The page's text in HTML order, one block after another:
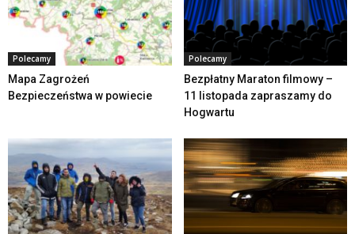
Polecamy
Mapa Zagrożeń
Bezpieczeństwa w powiecie
Polecamy
Bezpłatny Maraton filmowy –
11 listopada zapraszamy do
Hogwartu